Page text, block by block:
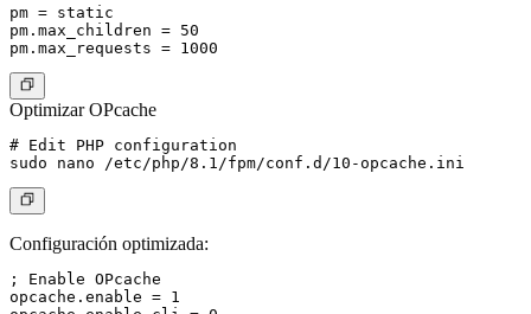
pm = static
pm.max_children = 50
Optimizar OPcache
# Edit PHP configuration
Configuración optimizada:
; Enable OPcache
opcache.enable = 1